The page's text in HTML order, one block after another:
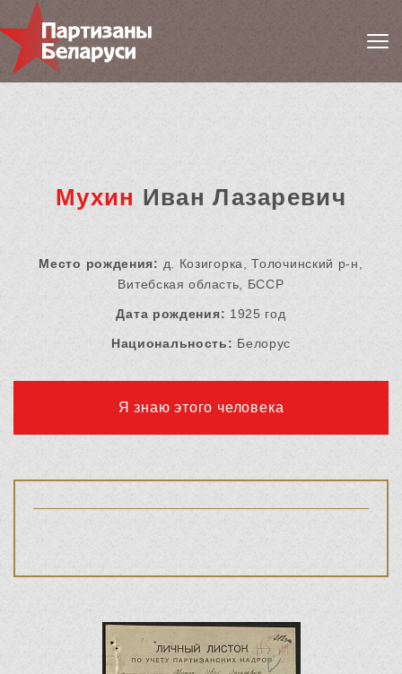
Мухин Иван Лазаревич
Место рождения: д. Козигорка, Толочинский р-н,
Витебская область, БССР
Дата рождения: 1925 год
Национальность: Белорус
Я знаю этого человека